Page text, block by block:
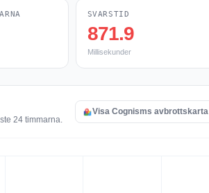
SVARSTID
871.9
Millisekunder
24 timmarna.
Visa Cognisms avbrottskarta